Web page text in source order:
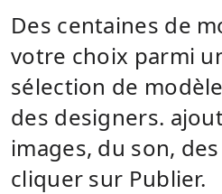
Des centaines de
votre choix parmi
sélection de
des designers.
images, du son,
cliquer sur Publier.